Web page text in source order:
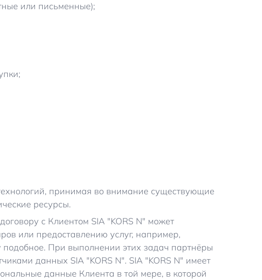
или письменные);
принимая во внимание существующие
ресурсы.
с Клиентом SIA "KORS N" может
или предоставлению услуг, например,
подобное. При выполнении этих задач партнёры
данных SIA "KORS N". SIA "KORS N" имеет
данные Клиента в той мере, в которой